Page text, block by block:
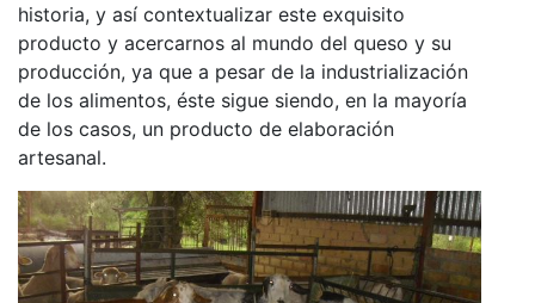
historia, y así contextualizar este exquisito
producto y acercarnos al mundo del queso y su
producción, ya que a pesar de la industrialización
de los alimentos, éste sigue siendo, en la mayoría
de los casos, un producto de elaboración
artesanal.